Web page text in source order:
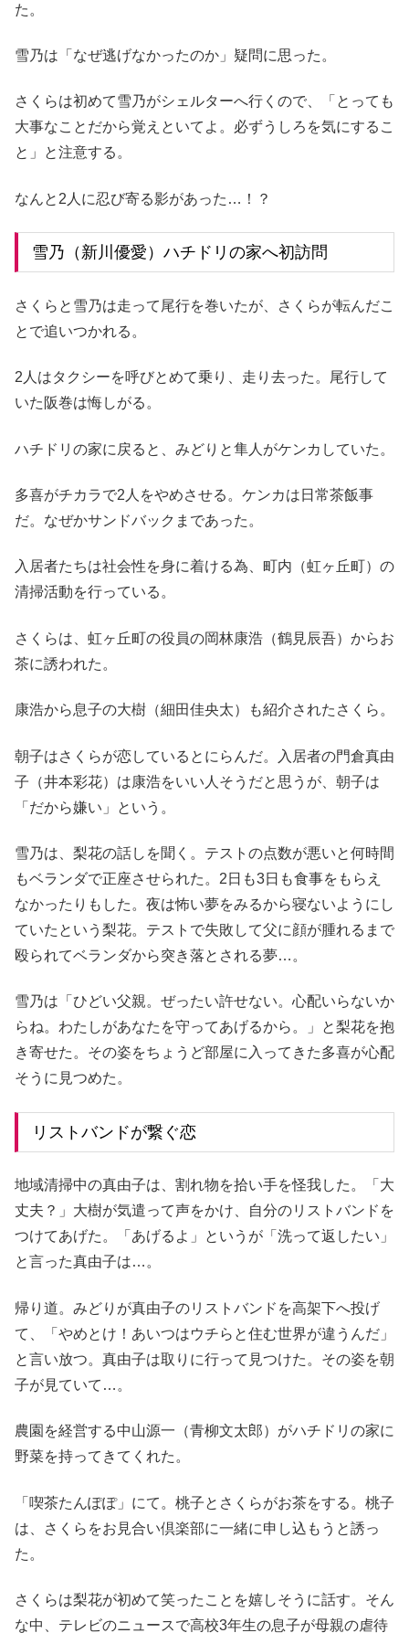
た。
雪乃は「なぜ逃げなかったのか」疑問に思った。
さくらは初めて雪乃がシェルターへ行くので、「とっても
大事なことだから覚えといてよ。必ずうしろを気にするこ
と」と注意する。
なんと2人に忍び寄る影があった…！？
雪乃（新川優愛）ハチドリの家へ初訪問
さくらと雪乃は走って尾行を巻いたが、さくらが転んだこ
とで追いつかれる。
2人はタクシーを呼びとめて乗り、走り去った。尾行して
いた阪巻は悔しがる。
ハチドリの家に戻ると、みどりと隼人がケンカしていた。
多喜がチカラで2人をやめさせる。ケンカは日常茶飯事
だ。なぜかサンドバックまであった。
入居者たちは社会性を身に着ける為、町内（虹ヶ丘町）の
清掃活動を行っている。
さくらは、虹ヶ丘町の役員の岡林康浩（鶴見辰吾）からお
茶に誘われた。
康浩から息子の大樹（細田佳央太）も紹介されたさくら。
朝子はさくらが恋しているとにらんだ。入居者の門倉真由
子（井本彩花）は康浩をいい人そうだと思うが、朝子は
「だから嫌い」という。
雪乃は、梨花の話しを聞く。テストの点数が悪いと何時間
もベランダで正座させられた。2日も3日も食事をもらえ
なかったりもした。夜は怖い夢をみるから寝ないようにし
ていたという梨花。テストで失敗して父に顔が腫れるまで
殴られてベランダから突き落とされる夢…。
雪乃は「ひどい父親。ぜったい許せない。心配いらないか
らね。わたしがあなたを守ってあげるから。」と梨花を抱
き寄せた。その姿をちょうど部屋に入ってきた多喜が心配
そうに見つめた。
リストバンドが繋ぐ恋
地域清掃中の真由子は、割れ物を拾い手を怪我した。「大
丈夫？」大樹が気遣って声をかけ、自分のリストバンドを
つけてあげた。「あげるよ」というが「洗って返したい」
と言った真由子は…。
帰り道。みどりが真由子のリストバンドを高架下へ投げ
て、「やめとけ！あいつはウチらと住む世界が違うんだ」
と言い放つ。真由子は取りに行って見つけた。その姿を朝
子が見ていて…。
農園を経営する中山源一（青柳文太郎）がハチドリの家に
野菜を持ってきてくれた。
「喫茶たんぽぽ」にて。桃子とさくらがお茶をする。桃子
は、さくらをお見合い倶楽部に一緒に申し込もうと誘っ
た。
さくらは梨花が初めて笑ったことを嬉しそうに話す。そん
な中、テレビのニュースで高校3年生の息子が母親の虐待